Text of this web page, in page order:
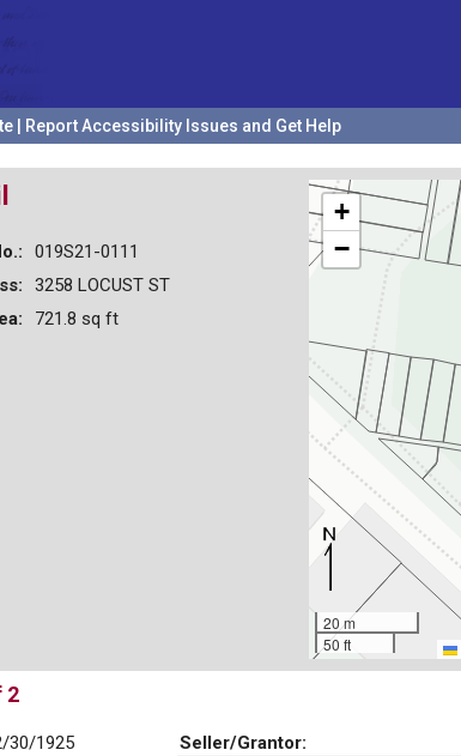
Report Accessibility Issues and Get Help
+
−
20 m
50 ft
019S21-0111
3258 LOCUST ST
721.8 sq ft
2
30/1925
Seller/Grantor: